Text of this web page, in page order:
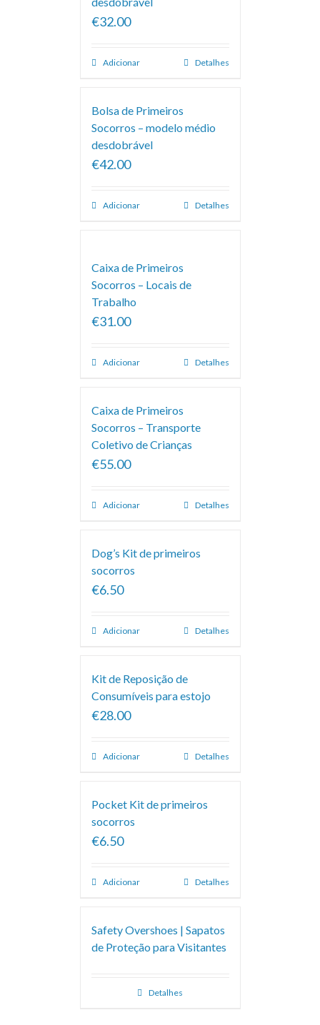
€32.00
Adicionar Detalhes
Bolsa de Primeiros
Socorros – modelo médio
desdobrável
€42.00
Adicionar Detalhes
Caixa de Primeiros
Socorros – Locais de
Trabalho
€31.00
Adicionar Detalhes
Caixa de Primeiros
Socorros – Transporte
Coletivo de Crianças
€55.00
Adicionar Detalhes
Dog’s Kit de primeiros
socorros
€6.50
Adicionar Detalhes
Kit de Reposição de
Consumíveis para estojo
€28.00
Adicionar Detalhes
Pocket Kit de primeiros
socorros
€6.50
Adicionar Detalhes
Safety Overshoes | Sapatos
de Proteção para Visitantes
Detalhes